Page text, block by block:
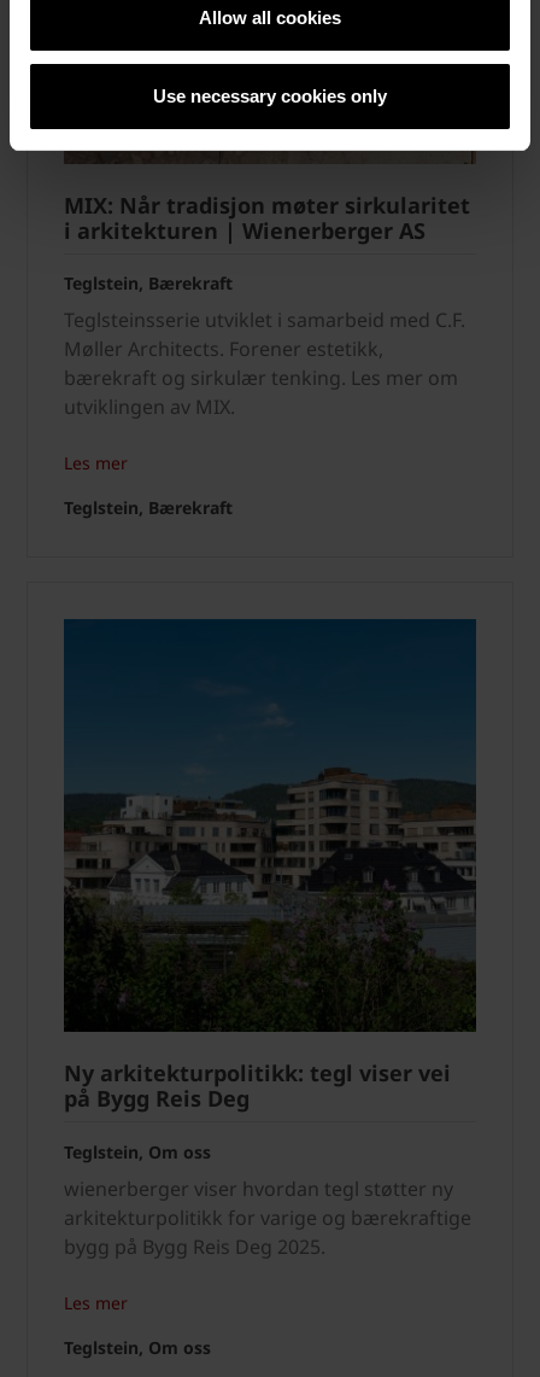
Allow all cookies
Use necessary cookies only
MIX: Når tradisjon møter sirkularitet
i arkitekturen | Wienerberger AS
Teglstein, Bærekraft
Teglsteinsserie utviklet i samarbeid med C.F.
Møller Architects. Forener estetikk,
bærekraft og sirkulær tenking. Les mer om
utviklingen av MIX.
Les mer
Teglstein, Bærekraft
Ny arkitekturpolitikk: tegl viser vei
på Bygg Reis Deg
Teglstein, Om oss
wienerberger viser hvordan tegl støtter ny
arkitekturpolitikk for varige og bærekraftige
bygg på Bygg Reis Deg 2025.
Les mer
Teglstein, Om oss